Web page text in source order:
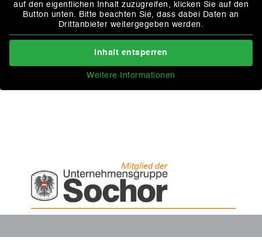
auf den eigentlichen Inhalt zuzugreifen, klicken Sie auf den
Button unten. Bitte beachten Sie, dass dabei Daten an
Drittanbieter weitergegeben werden.
Inhalt entsperren
Weitere Informationen